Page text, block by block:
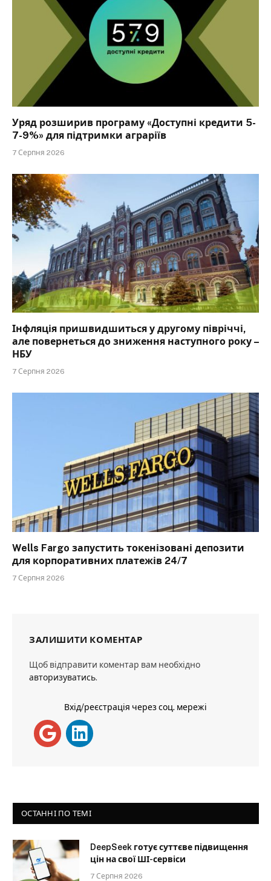
Уряд розширив програму «Доступні кредити 5-
7-9%» для підтримки аграріїв
7 Серпня 2026
Інфляція пришвидшиться у другому півріччі,
але повернеться до зниження наступного року –
НБУ
7 Серпня 2026
Wells Fargo запустить токенізовані депозити
для корпоративних платежів 24/7
7 Серпня 2026
ЗАЛИШИТИ КОМЕНТАР
Щоб відправити коментар вам необхідно
авторизуватись.
Вхід/реєстрація через соц. мережі
ОСТАННІ ПО ТЕМІ
DeepSeek готує суттєве підвищення
цін на свої ШІ-сервіси
7 Серпня 2026